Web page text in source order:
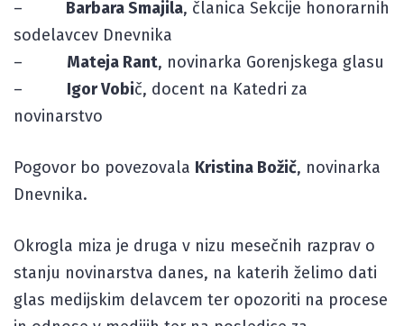
–
Barbara Smajila, članica Sekcije honorarnih
sodelavcev Dnevnika
–
Mateja Rant, novinarka Gorenjskega glasu
–
Igor Vobič, docent na Katedri za
novinarstvo
Pogovor bo povezovala Kristina Božič, novinarka
Dnevnika.
Okrogla miza je druga v nizu mesečnih razprav o
stanju novinarstva danes, na katerih želimo dati
glas medijskim delavcem ter opozoriti na procese